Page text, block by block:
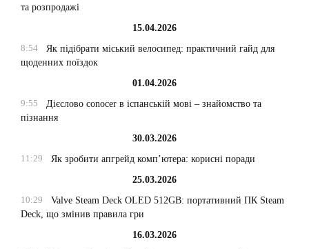
та розпродажі
15.04.2026
8:54
Як підібрати міський велосипед: практичний гайд для
щоденних поїздок
01.04.2026
9:55
Дієслово conocer в іспанській мові – знайомство та
пізнання
30.03.2026
11:29
Як зробити апгрейд комп’ютера: корисні поради
25.03.2026
10:29
Valve Steam Deck OLED 512GB: портативний ПК Steam
Deck, що змінив правила гри
16.03.2026